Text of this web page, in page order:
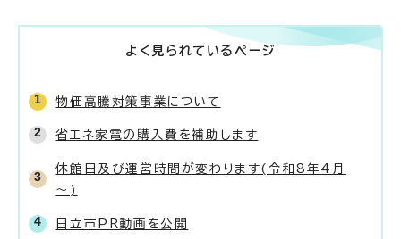
よく見られているページ
物価高騰対策事業について
省エネ家電の購入費を補助します
休館日及び運営時間が変わります(令和8年4月
～)
日立市PR動画を公開